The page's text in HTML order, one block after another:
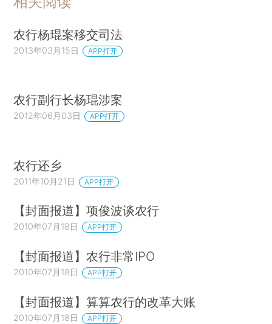
农行杨琨案移交司法
2013年03月15日 APP打开
农行副行长杨琨涉案
2012年06月03日 APP打开
农行还乡
2011年10月21日 APP打开
【封面报道】项俊波谈农行
2010年07月18日 APP打开
【封面报道】农行非常IPO
2010年07月18日 APP打开
【封面报道】算算农行的改革大账
2010年07月18日 APP打开